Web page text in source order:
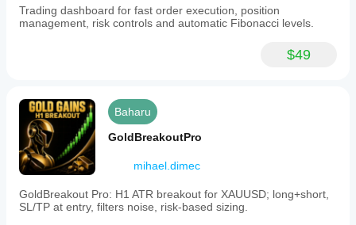
Trading dashboard for fast order execution, position
management, risk controls and automatic Fibonacci levels.
$49
Baharu
GoldBreakoutPro
mihael.dimec
GoldBreakout Pro: H1 ATR breakout for XAUUSD; long+short,
SL/TP at entry, filters noise, risk-based sizing.